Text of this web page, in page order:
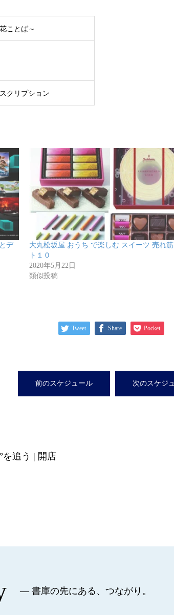
ことば～
クリプション
デ
大丸松坂屋 おうち で楽しむ スイーツ 売れ
ト１０
2020年5月22日
類似投稿
Tweet Share Pocket
前のスケジュール 次のスケジ
を追う | 開店
— 書庫の先にある、つながり。